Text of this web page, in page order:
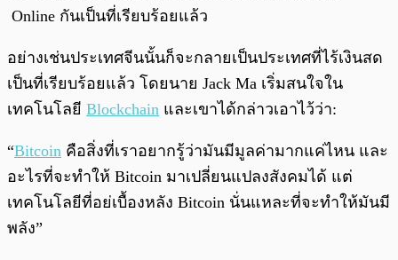
Online กันเป็นที่เรียบร้อยแล้ว
อย่างเช่นประเทศจีนนั้นก็จะกลายเป็นประเทศที่ไร้เงินสด
เป็นที่เรียบร้อยแล้ว โดยนาย Jack Ma เริ่มสนใจใน
เทคโนโลยี Blockchain และเขาได้กล่าวเอาไว้ว่า:
“Bitcoin คือสิ่งที่เราอยากรู้ว่ามันมีมูลค่ามากแค่ไหน และ
อะไรที่จะทำให้ Bitcoin มาเปลี่ยนแปลงสังคมได้ แต่
เทคโนโลยีที่อย่เบื้องหลัง Bitcoin นั่นแหละที่จะทำให้มันมี
พลัง”